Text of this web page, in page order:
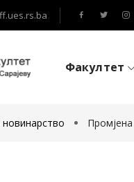
Факултет